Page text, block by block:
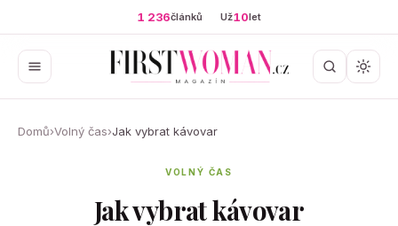
1 236článků Už10let
Domů›Volný čas›Jak vybrat kávovar
VOLNÝ ČAS
Jak vybrat kávovar